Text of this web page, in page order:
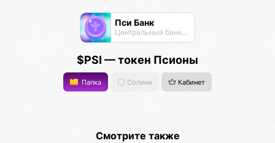
Пси Банк
Центральный банк экосистемы
$PSI — токен Псионы
Папка Солики Кабинет
Смотрите также